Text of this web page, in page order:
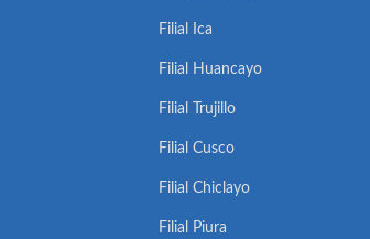
Filial Ica
Filial Huancayo
Filial Trujillo
Filial Cusco
Filial Chiclayo
Filial Piura